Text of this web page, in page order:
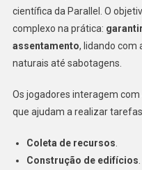
científica da Parallel. O
complexo na prática:
assentamento, lidando com
naturais até sabotagens.
Os jogadores interagem com
que ajudam a realizar
Coleta de recursos
Construção de edifícios